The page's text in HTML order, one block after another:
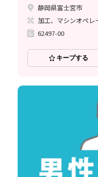
静岡県富士宮市
加工、マシンオペレ
62497-00
キープする